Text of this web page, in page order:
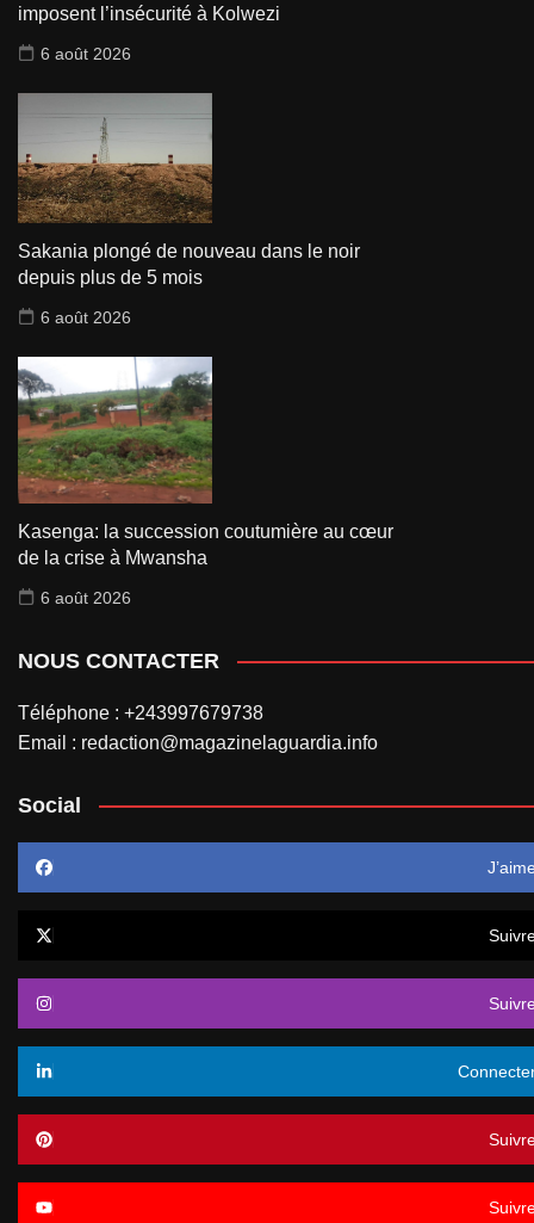
imposent l’insécurité à Kolwezi
6 août 2026
Sakania plongé de nouveau dans le noir
depuis plus de 5 mois
6 août 2026
Kasenga: la succession coutumière au cœur
de la crise à Mwansha
6 août 2026
NOUS CONTACTER
Téléphone : +243997679738
Email : redaction@magazinelaguardia.info
Social